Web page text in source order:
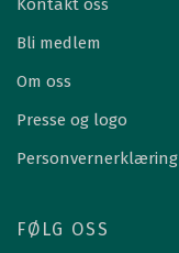
Kontakt oss
Bli medlem
Om oss
Presse og logo
Personvernerklæring
FØLG OSS